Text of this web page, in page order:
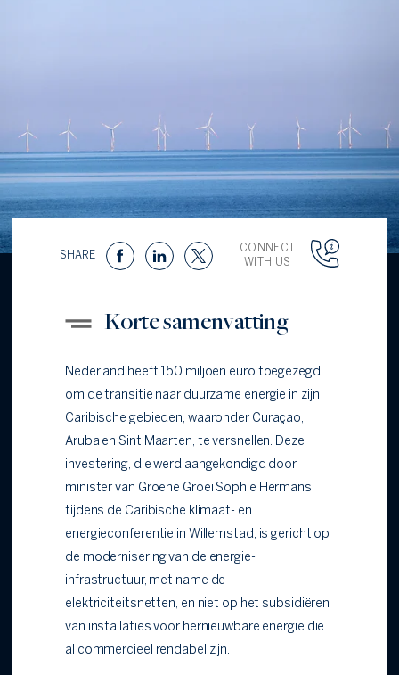
SHARE
CONNECT
WITH US
Korte samenvatting
Nederland heeft 150 miljoen euro toegezegd
om de transitie naar duurzame energie in zijn
Caribische gebieden, waaronder Curaçao,
Aruba en Sint Maarten, te versnellen. Deze
investering, die werd aangekondigd door
minister van Groene Groei Sophie Hermans
tijdens de Caribische klimaat- en
energieconferentie in Willemstad, is gericht op
de modernisering van de energie-
infrastructuur, met name de
elektriciteitsnetten, en niet op het subsidiëren
van installaties voor hernieuwbare energie die
al commercieel rendabel zijn.